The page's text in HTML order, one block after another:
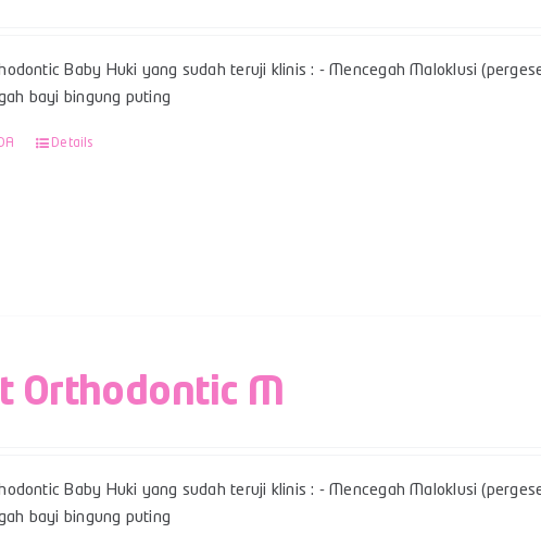
Baby Huki yang sudah teruji klinis : - Mencegah Maloklusi
bayi bingung puting
Details
Orthodontic M
Baby Huki yang sudah teruji klinis : - Mencegah Maloklusi
bayi bingung puting